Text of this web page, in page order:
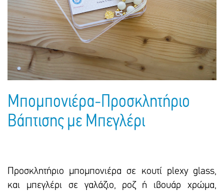
Πακέτα Δώρων
Σακούλες
Τσάντες - Ποδιές - Ομπρέλες
Βιβλία
Παιδικό Πάρτι
Παιδικά Είδη
Ημερολόγια - Ατζέντες
Γραφική Ύλη
Είδη Γραφείου
Τετράδια - Φάκελοι
Μπομπονιέρα-Προσκλητήριο
Βάπτισης με Μπεγλέρι
Προσκλητήριο μπομπονιέρα σε κουτί plexy glass,
και μπεγλέρι σε γαλάζιο, ροζ ή ιβουάρ χρώμα,